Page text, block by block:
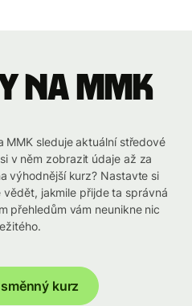
na MMK
MMK sleduje aktuální středové
v něm zobrazit údaje až za
výhodnější kurz? Nastavte si
jakmile přijde ta správná
přehledům vám neunikne nic
kurz